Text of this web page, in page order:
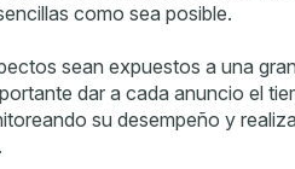
como sea posible.
sean expuestos a una
dar a cada anuncio el
su desempeño y